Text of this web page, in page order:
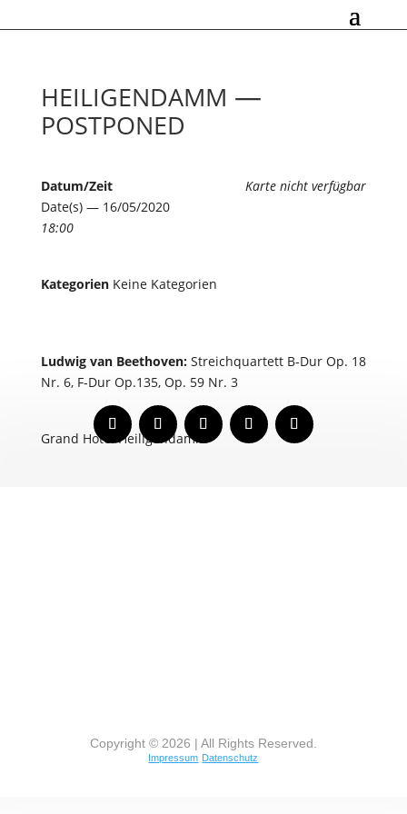
HEILIGENDAMM —
POSTPONED
Karte nicht verfügbar
Datum/Zeit
Date(s) — 16/05/2020
18:00
KategorienKeine Kategorien
Ludwig van Beethoven: Streichquartett B‑Dur Op. 18
Nr. 6, F‑Dur Op.135, Op. 59 Nr. 3
Grand Hotel Heiligendamm
Copyright © 2026 | All Rights Reserved.
Impressum Datenschutz